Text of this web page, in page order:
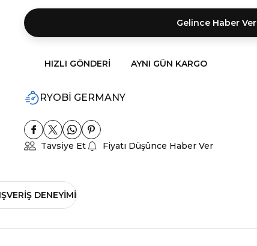
Gelince Haber Ver
HIZLI GÖNDERI AYNI GÜN KARGO
RYOBİ GERMANY
Tavsiye Et Fiyatı Düşünce Haber Ver
DENEYIMI